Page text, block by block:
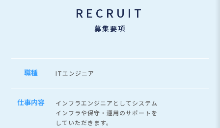
RECRUIT
募集要項
職種 ITエンジニア
仕事内容
インフラエンジニアとしてシステム
インフラや保守・運用のサポートを
していただきます。